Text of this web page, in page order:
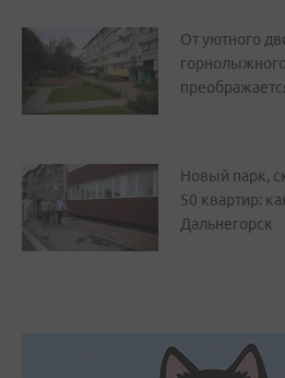
От уютного
Новый парк,
50 квартир:
Дальнегорск